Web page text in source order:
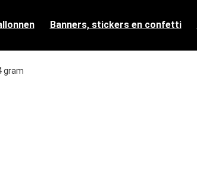
Banners, stickers en confetti
gram